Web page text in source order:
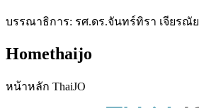
บรรณาธิการ: รศ.ดร.จันทร์ทิรา เจียรณัย
Homethaijo
หน้าหลัก ThaiJO